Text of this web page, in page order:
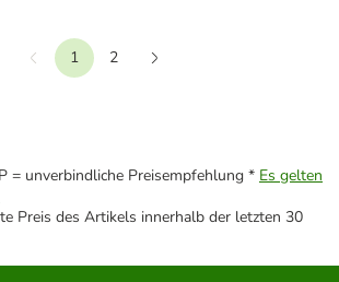
Vorherige
1
2
= unverbindliche Preisempfehlung * Es gelten
Preis des Artikels innerhalb der letzten 30